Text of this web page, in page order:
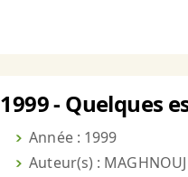
1999 - Quelques
Année : 1999
Auteur(s) :